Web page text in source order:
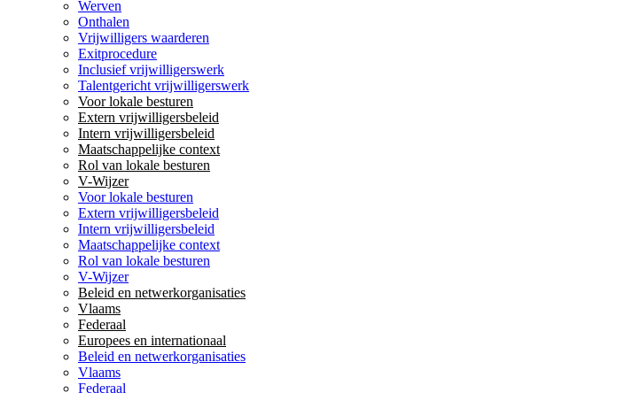
Werven
Onthalen
Vrijwilligers waarderen
Exitprocedure
Inclusief vrijwilligerswerk
Talentgericht vrijwilligerswerk
Voor lokale besturen
Extern vrijwilligersbeleid
Intern vrijwilligersbeleid
Maatschappelijke context
Rol van lokale besturen
V-Wijzer
Voor lokale besturen
Extern vrijwilligersbeleid
Intern vrijwilligersbeleid
Maatschappelijke context
Rol van lokale besturen
V-Wijzer
Beleid en netwerkorganisaties
Vlaams
Federaal
Europees en internationaal
Beleid en netwerkorganisaties
Vlaams
Federaal